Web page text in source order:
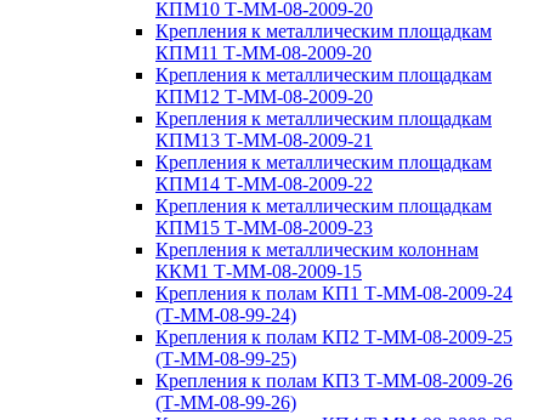
КПМ10 Т-ММ-08-2009-20
Крепления к металлическим площадкам
КПМ11 Т-ММ-08-2009-20
Крепления к металлическим площадкам
КПМ12 Т-ММ-08-2009-20
Крепления к металлическим площадкам
КПМ13 Т-ММ-08-2009-21
Крепления к металлическим площадкам
КПМ14 Т-ММ-08-2009-22
Крепления к металлическим площадкам
КПМ15 Т-ММ-08-2009-23
Крепления к металлическим колоннам
ККМ1 Т-ММ-08-2009-15
Крепления к полам КП1 Т-ММ-08-2009-24
(Т-ММ-08-99-24)
Крепления к полам КП2 Т-ММ-08-2009-25
(Т-ММ-08-99-25)
Крепления к полам КП3 Т-ММ-08-2009-26
(Т-ММ-08-99-26)